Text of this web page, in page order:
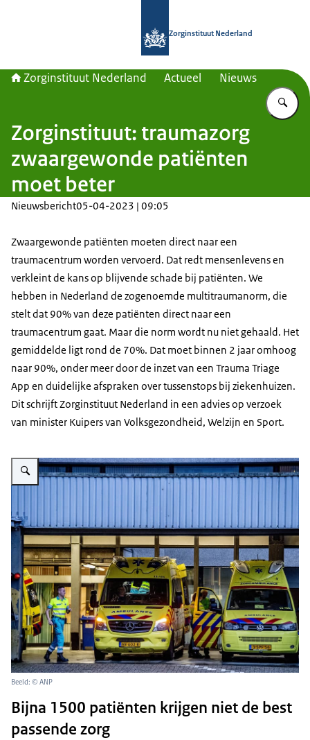
Zorginstituut Nederland
Zorginstituut Nederland Actueel Nieuws
Zorginstituut: traumazorg
zwaargewonde patiënten
moet beter
Nieuwsbericht05-04-2023 | 09:05
Zwaargewonde patiënten moeten direct naar een
traumacentrum worden vervoerd. Dat redt mensenlevens en
verkleint de kans op blijvende schade bij patiënten. We
hebben in Nederland de zogenoemde multitraumanorm, die
stelt dat 90% van deze patiënten direct naar een
traumacentrum gaat. Maar die norm wordt nu niet gehaald. Het
gemiddelde ligt rond de 70%. Dat moet binnen 2 jaar omhoog
naar 90%, onder meer door de inzet van een Trauma Triage
App en duidelijke afspraken over tussenstops bij ziekenhuizen.
Dit schrijft Zorginstituut Nederland in een advies op verzoek
van minister Kuipers van Volksgezondheid, Welzijn en Sport.
Vergroot afbeelding De foto toont 2 ambulances die klaarstaan in de
Beeld: © ANP
Bijna 1500 patiënten krijgen niet de best
passende zorg